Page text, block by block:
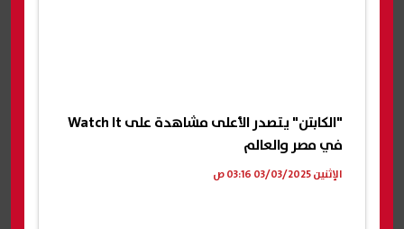
"الكابتن" يتصدر الأعلى مشاهدة على Watch It
في مصر والعالم
الإثنين 03/03/2025 03:16 ص